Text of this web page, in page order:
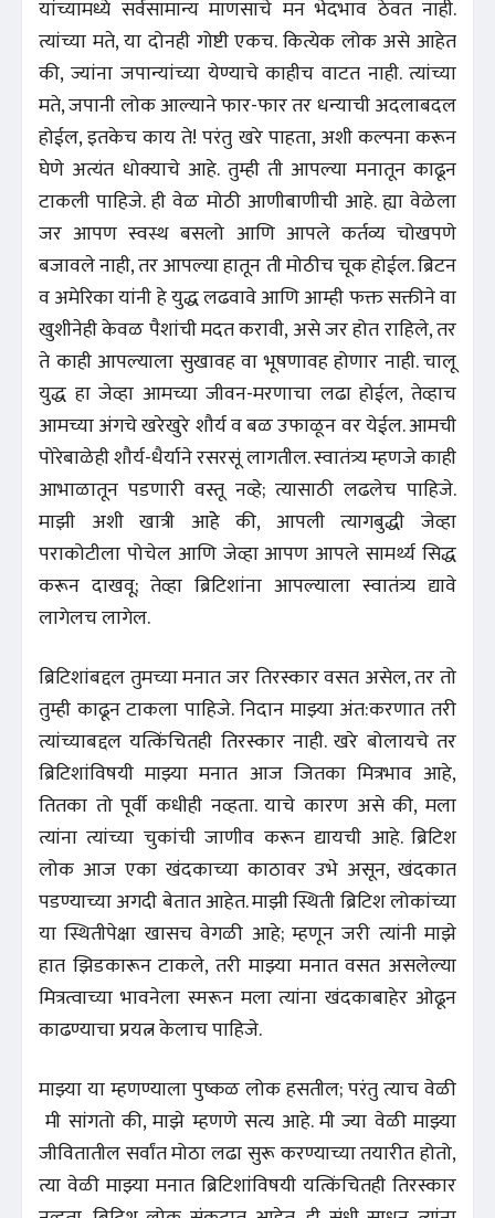
यांच्यामध्ये सर्वसामान्य माणसाचे मन भेदभाव ठेवत नाही.
त्यांच्या मते, या दोनही गोष्टी एकच. कित्येक लोक असे आहेत
की, ज्यांना जपान्यांच्या येण्याचे काहीच वाटत नाही. त्यांच्या
मते, जपानी लोक आल्याने फार-फार तर धन्याची अदलाबदल
होईल, इतकेच काय ते! परंतु खरे पाहता, अशी कल्पना करून
घेणे अत्यंत धोक्याचे आहे. तुम्ही ती आपल्या मनातून काढून
टाकली पाहिजे. ही वेळ मोठी आणीबाणीची आहे. ह्या वेळेला
जर आपण स्वस्थ बसलो आणि आपले कर्तव्य चोखपणे
बजावले नाही, तर आपल्या हातून ती मोठीच चूक होईल. ब्रिटन
व अमेरिका यांनी हे युद्ध लढवावे आणि आम्ही फक्त सक्तीने वा
खुशीनेही केवळ पैशांची मदत करावी, असे जर होत राहिले, तर
ते काही आपल्याला सुखावह वा भूषणावह होणार नाही. चालू
युद्ध हा जेव्हा आमच्या जीवन-मरणाचा लढा होईल, तेव्हाच
आमच्या अंगचे खरेखुरे शौर्य व बळ उफाळून वर येईल. आमची
पोरेबाळेही शौर्य-धैर्याने रसरसूं लागतील. स्वातंत्र्य म्हणजे काही
आभाळातून पडणारी वस्तू नव्हे; त्यासाठी लढलेच पाहिजे.
माझी अशी खात्री आहेे की, आपली त्यागबुद्धी जेव्हा
पराकोटीला पोचेल आणि जेव्हा आपण आपले सामर्थ्य सिद्ध
करून दाखवू; तेव्हा ब्रिटिशांना आपल्याला स्वातंत्र्य द्यावे
लागेलच लागेल.
ब्रिटिशांबद्दल तुमच्या मनात जर तिरस्कार वसत असेल, तर तो
तुम्ही काढून टाकला पाहिजे. निदान माझ्या अंत:करणात तरी
त्यांच्याबद्दल यत्किंचितही तिरस्कार नाही. खरे बोलायचे तर
ब्रिटिशांविषयी माझ्या मनात आज जितका मित्रभाव आहे,
तितका तो पूर्वी कधीही नव्हता. याचे कारण असे की, मला
त्यांना त्यांच्या चुकांची जाणीव करून द्यायची आहे. ब्रिटिश
लोक आज एका खंदकाच्या काठावर उभे असून, खंदकात
पडण्याच्या अगदी बेतात आहेत. माझी स्थिती ब्रिटिश लोकांच्या
या स्थितीपेक्षा खासच वेगळी आहे; म्हणून जरी त्यांनी माझे
हात झिडकारून टाकले, तरी माझ्या मनात वसत असलेल्या
मित्रत्वाच्या भावनेला स्मरून मला त्यांना खंदकाबाहेर ओढून
काढण्याचा प्रयत्न केलाच पाहिजे.
माझ्या या म्हणण्याला पुष्कळ लोक हसतील; परंतु त्याच वेळी
मी सांगतो की, माझे म्हणणे सत्य आहे. मी ज्या वेळी माझ्या
जीवितातील सर्वांत मोठा लढा सुरू करण्याच्या तयारीत होतो,
त्या वेळी माझ्या मनात ब्रिटिशांविषयी यत्किंचितही तिरस्कार